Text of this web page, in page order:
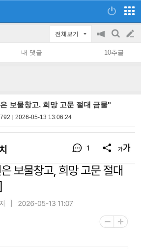
전체보기
공
지
on/off
검
색
글
쓰
내 댓글 10추글
보물창고, 희망 고문 절대 금물"
2026-05-13 13:06:24